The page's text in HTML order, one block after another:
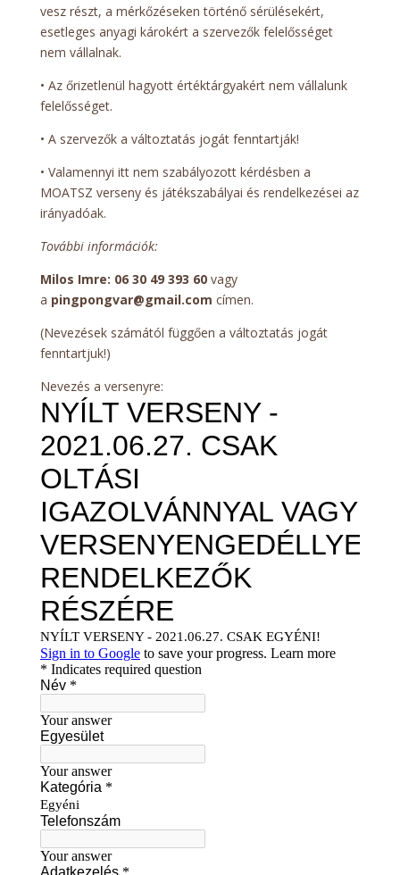
vesz részt, a mérkőzéseken történő sérülésekért,
esetleges anyagi károkért a szervezők felelősséget
nem vállalnak.
• Az őrizetlenül hagyott értéktárgyakért nem vállalunk
felelősséget.
• A szervezők a változtatás jogát fenntartják!
• Valamennyi itt nem szabályozott kérdésben a
MOATSZ verseny és játékszabályai és rendelkezései az
irányadóak.
További információk:
Milos Imre: 06 30 49 393 60vagy
a pingpongvar@gmail.com címen.
(Nevezések számától függően a változtatás jogát
fenntartjuk!)
Nevezés a versenyre: